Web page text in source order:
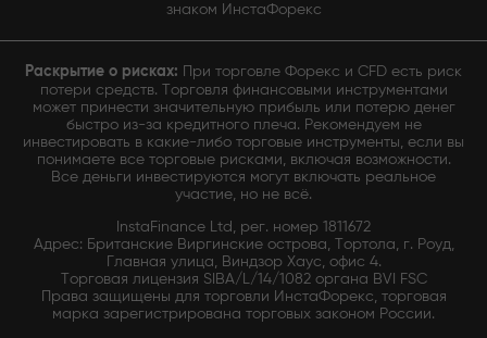
знаком ИнстаФорекс
Раскрытие о рисках: При торговле Форекс и CFD есть риск
потери средств. Торговля финансовыми инструментами
может принести значительную прибыль или потерю денег
быстро из-за кредитного плеча. Рекомендуем не
инвестировать в какие-либо торговые инструменты, если вы
понимаете все торговые рисками, включая возможности.
Все деньги инвестируются могут включать реальное
участие, но не всё.
InstaFinance Ltd, рег. номер 1811672
Адрес: Британские Виргинские острова, Тортола, г. Роуд,
Главная улица, Виндзор Хаус, офис 4.
Торговая лицензия SIBA/L/14/1082 органа BVI FSC
Права защищены для торговли ИнстаФорекс, торговая
марка зарегистрирована торговых законом России.